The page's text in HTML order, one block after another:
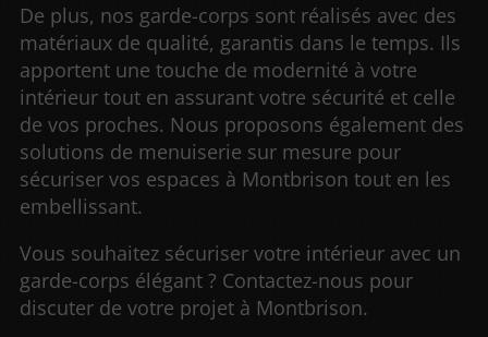
De plus, nos garde-corps sont réalisés avec des
matériaux de qualité, garantis dans le temps. Ils
apportent une touche de modernité à votre
intérieur tout en assurant votre sécurité et celle
de vos proches. Nous proposons également des
solutions de menuiserie sur mesure pour
sécuriser vos espaces à Montbrison tout en les
embellissant.
Vous souhaitez sécuriser votre intérieur avec un
garde-corps élégant ? Contactez-nous pour
discuter de votre projet à Montbrison.